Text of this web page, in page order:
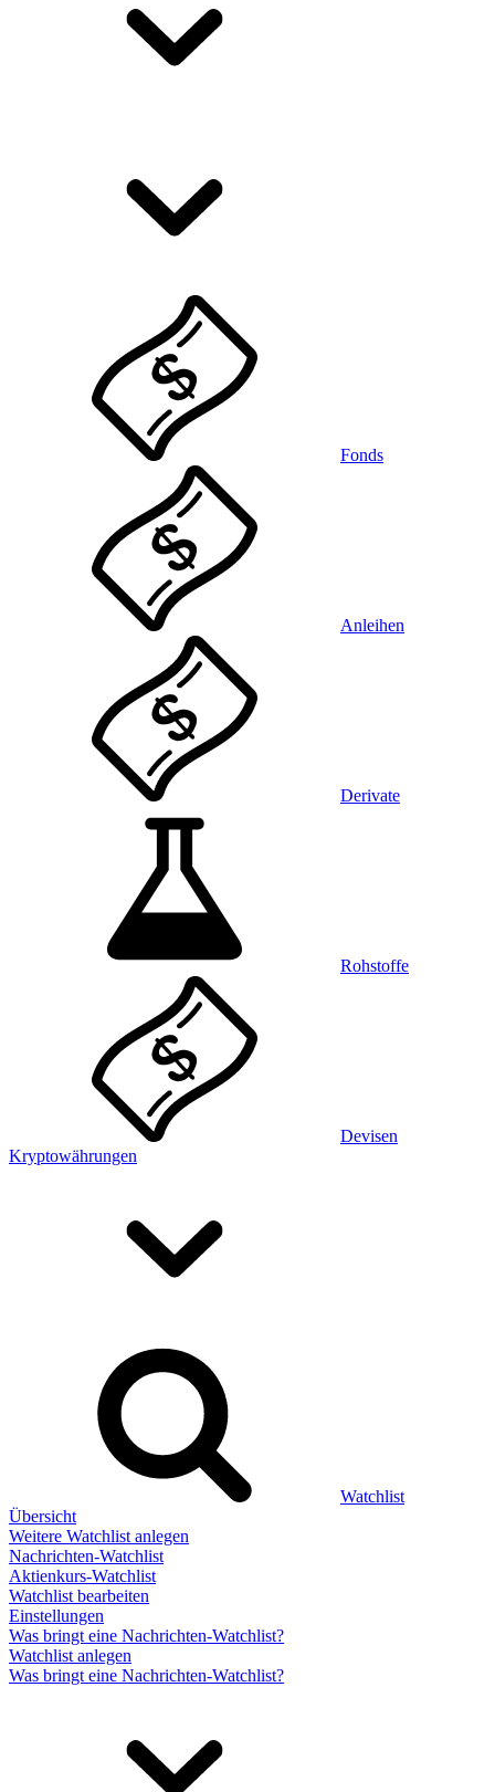
Fonds
Anleihen
Derivate
Rohstoffe
Devisen
Kryptowährungen
Watchlist
Übersicht
Weitere Watchlist anlegen
Nachrichten-Watchlist
Aktienkurs-Watchlist
Watchlist bearbeiten
Einstellungen
Was bringt eine Nachrichten-Watchlist?
Watchlist anlegen
Was bringt eine Nachrichten-Watchlist?